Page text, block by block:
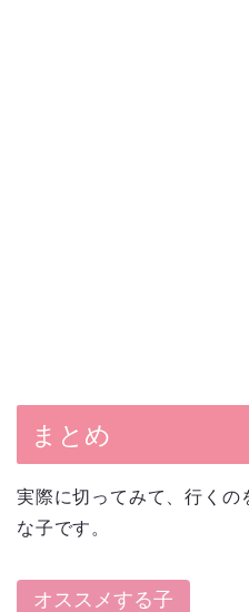
まとめ
実際に切ってみて、行くの
な子です。
オススメする子